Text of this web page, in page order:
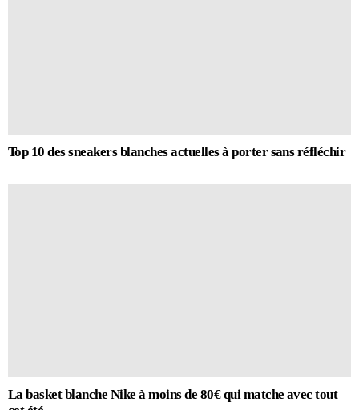
Top 10 des sneakers blanches actuelles à porter sans réfléchir
La basket blanche Nike à moins de 80€ qui matche avec tout